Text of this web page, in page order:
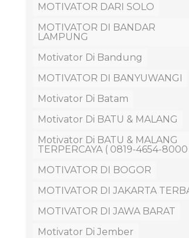
MOTIVATOR DARI SOLO
MOTIVATOR DI BANDAR
LAMPUNG
Motivator Di Bandung
MOTIVATOR DI BANYUWANGI
Motivator Di Batam
Motivator Di BATU & MALANG
Motivator Di BATU & MALANG
TERPERCAYA ( 0819-4654-8000
MOTIVATOR DI BOGOR
MOTIVATOR DI JAKARTA
MOTIVATOR DI JAWA BARAT
Motivator Di Jember